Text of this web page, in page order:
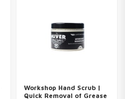
Workshop Hand Scrub |
Quick Removal of Grease